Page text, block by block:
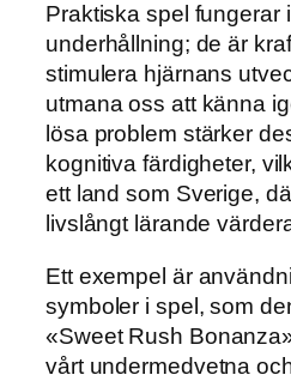
Praktiska spel fungerar
underhållning; de är
stimulera hjärnans
utmana oss att känna
lösa problem stärker
kognitiva färdigheter,
ett land som Sverige,
livslångt lärande
Ett exempel är
symboler i spel, som
«Sweet Rush
vårt undermedvetna